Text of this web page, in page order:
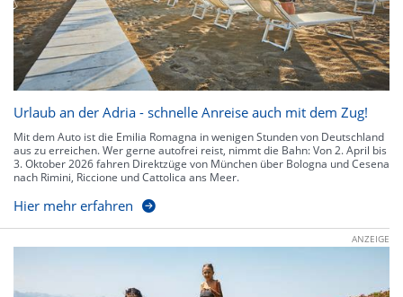
Urlaub an der Adria - schnelle Anreise auch mit dem Zug!
Mit dem Auto ist die Emilia Romagna in wenigen Stunden von Deutschland
aus zu erreichen. Wer gerne autofrei reist, nimmt die Bahn: Von 2. April bis
3. Oktober 2026 fahren Direktzüge von München über Bologna und Cesena
nach Rimini, Riccione und Cattolica ans Meer.
Hier mehr erfahren
ANZEIGE